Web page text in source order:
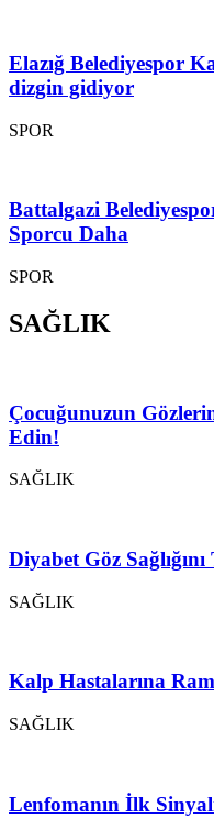
Elazığ Belediyespor
dizgin gidiyor
SPOR
Battalgazi
Sporcu Daha
SPOR
SAĞLIK
Çocuğunuzun
Edin!
SAĞLIK
Diyabet Göz
SAĞLIK
Kalp Hastalarına
SAĞLIK
Lenfomanın İlk